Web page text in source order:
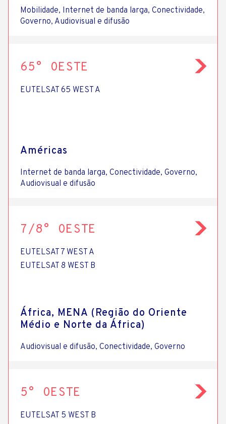
Mobilidade, Internet de banda larga, Conectividade,
Governo, Audiovisual e difusão
65° OESTE
EUTELSAT 65 WEST A
Américas
Internet de banda larga, Conectividade, Governo,
Audiovisual e difusão
7/8° OESTE
EUTELSAT 7 WEST A
EUTELSAT 8 WEST B
África, MENA (Região do Oriente
Médio e Norte da África)
Audiovisual e difusão, Conectividade, Governo
5° OESTE
EUTELSAT 5 WEST B